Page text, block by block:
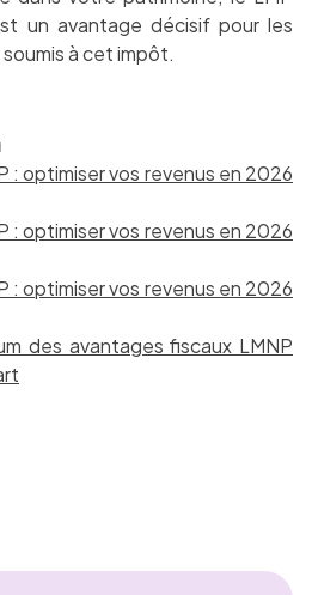
un avantage décisif pour les
à cet impôt.
: optimiser vos revenus en 2026
: optimiser vos revenus en 2026
: optimiser vos revenus en 2026
des avantages fiscaux LMNP